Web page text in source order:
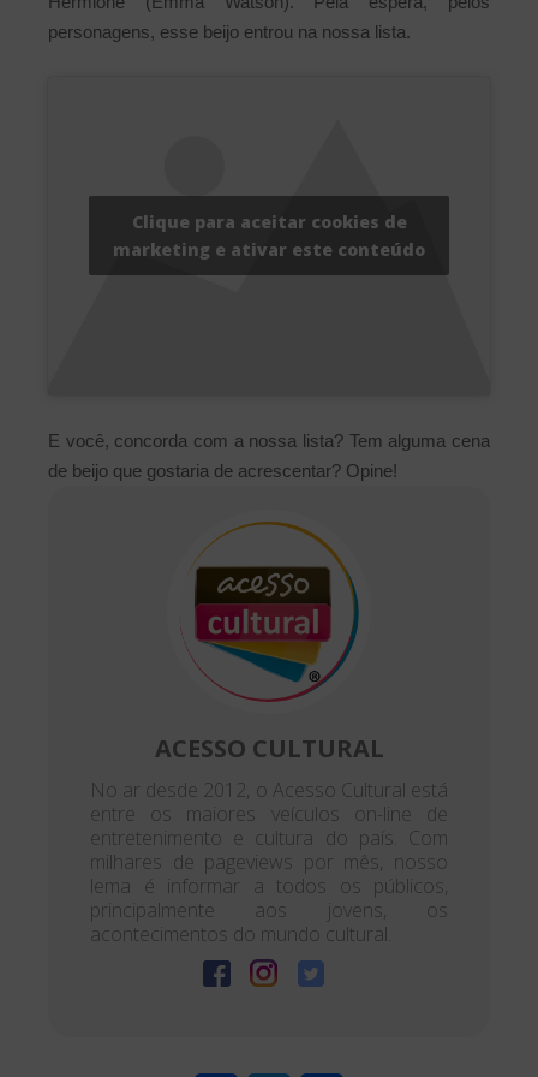
personagens, esse beijo entrou na nossa lista.
Clique para aceitar cookies de
marketing e ativar este conteúdo
E você, concorda com a nossa lista? Tem alguma cena
de beijo que gostaria de acrescentar? Opine!
ACESSO CULTURAL
No ar desde 2012, o Acesso Cultural está
entre os maiores veículos on-line de
entretenimento e cultura do país. Com
milhares de pageviews por mês, nosso
lema é informar a todos os públicos,
principalmente aos jovens, os
acontecimentos do mundo cultural.